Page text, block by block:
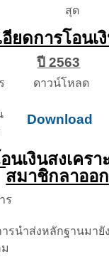
สุด
อียดการโอนเ
ปี 2563
ดาวน์โหลด
Download
นเงินสงเคร
สมาชิกลาออก
ร
รนำส่งหลักฐานมายัง